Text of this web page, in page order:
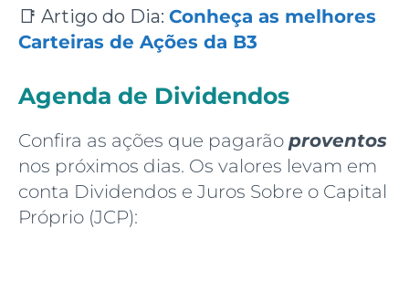
📑 Artigo do Dia: Conheça as melhores
Carteiras de Ações da B3
Agenda de Dividendos
Confira as ações que pagarão proventos
nos próximos dias. Os valores levam em
conta Dividendos e Juros Sobre o Capital
Próprio (JCP):